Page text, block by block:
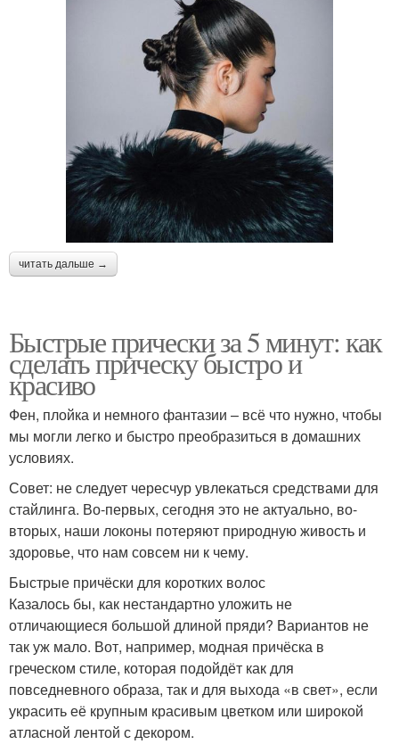
читать дальше →
Быстрые прически за 5 минут: как
сделать прическу быстро и
красиво
Фен, плойка и немного фантазии – всё что нужно, чтобы
мы могли легко и быстро преобразиться в домашних
условиях.
Совет: не следует чересчур увлекаться средствами для
стайлинга. Во-первых, сегодня это не актуально, во-
вторых, наши локоны потеряют природную живость и
здоровье, что нам совсем ни к чему.
Быстрые причёски для коротких волос
Казалось бы, как нестандартно уложить не
отличающиеся большой длиной пряди? Вариантов не
так уж мало. Вот, например, модная причёска в
греческом стиле, которая подойдёт как для
повседневного образа, так и для выхода «в свет», если
украсить её крупным красивым цветком или широкой
атласной лентой с декором.